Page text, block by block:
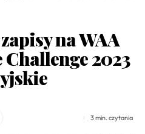
na WAA
2023
3 min. czytania